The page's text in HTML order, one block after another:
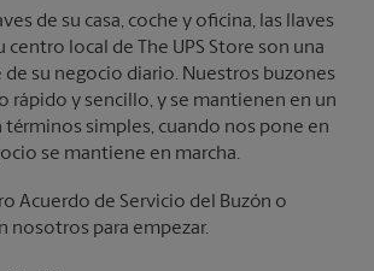
de su casa, coche y oficina, las llaves
centro local de The UPS Store son una
su negocio diario. Nuestros buzones
rápido y sencillo, y se mantienen en un
términos simples, cuando nos pone en
se mantiene en marcha.
Acuerdo de Servicio del Buzón o
nosotros para empezar.